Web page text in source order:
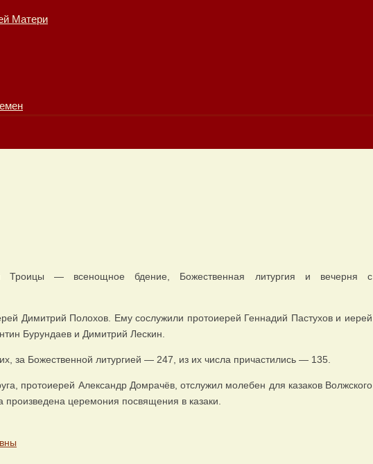
Матери
Троицы — всенощное бдение, Божественная литургия и вечерня с
Димитрий Полохов. Ему сослужили протоиерей Геннадий Пастухов и иерей
Бурундаев и Димитрий Лескин.
за Божественной литургией — 247, из их числа причастились — 135.
протоиерей Александр Домрачёв, отслужил молебен для казаков Волжского
произведена церемония посвящения в казаки.